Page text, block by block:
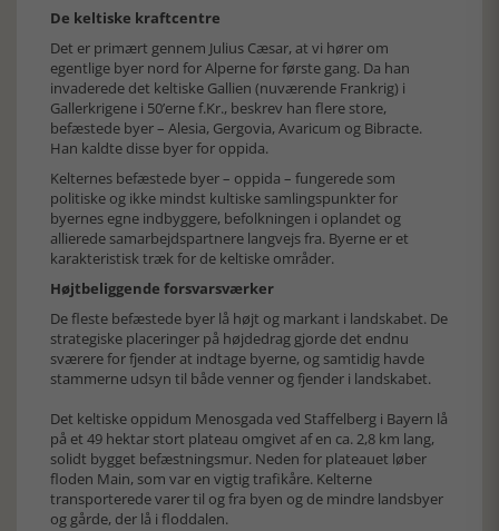
De keltiske kraftcentre
Det er primært gennem Julius Cæsar, at vi hører om
egentlige byer nord for Alperne for første gang. Da han
invaderede det keltiske Gallien (nuværende Frankrig) i
Gallerkrigene i 50’erne f.Kr., beskrev han flere store,
befæstede byer – Alesia, Gergovia, Avaricum og Bibracte.
Han kaldte disse byer for oppida.
Kelternes befæstede byer – oppida – fungerede som
politiske og ikke mindst kultiske samlingspunkter for
byernes egne indbyggere, befolkningen i oplandet og
allierede samarbejdspartnere langvejs fra. Byerne er et
karakteristisk træk for de keltiske områder.
Højtbeliggende forsvarsværker
De fleste befæstede byer lå højt og markant i landskabet. De
strategiske placeringer på højdedrag gjorde det endnu
sværere for fjender at indtage byerne, og samtidig havde
stammerne udsyn til både venner og fjender i landskabet.
Det keltiske oppidum Menosgada ved Staffelberg i Bayern lå
på et 49 hektar stort plateau omgivet af en ca. 2,8 km lang,
solidt bygget befæstningsmur. Neden for plateauet løber
floden Main, som var en vigtig trafikåre. Kelterne
transporterede varer til og fra byen og de mindre landsbyer
og gårde, der lå i floddalen.